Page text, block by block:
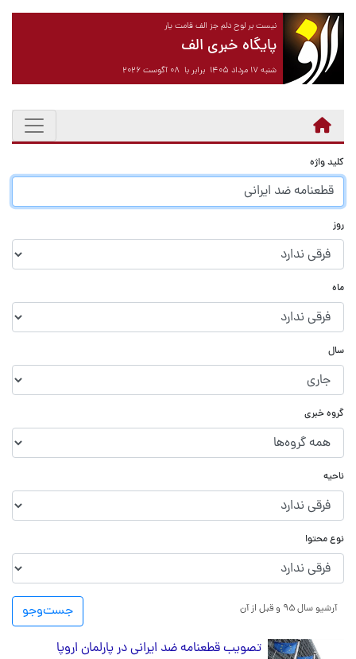
نیست بر لوح دلم جز الف قامت یار
پایگاه خبری الف
شنبه ۱۷ مرداد ۱۴۰۵ برابر با ۰۸ آگوست ۲۰۲۶
کلید واژه
روز
ماه
سال
گروه خبری
ناحیه
نوع محتوا
جست‌و‌جو آرشیو سال ۹۵ و قبل از آن
تصویب قطعنامه ضد ایرانی در پارلمان اروپا